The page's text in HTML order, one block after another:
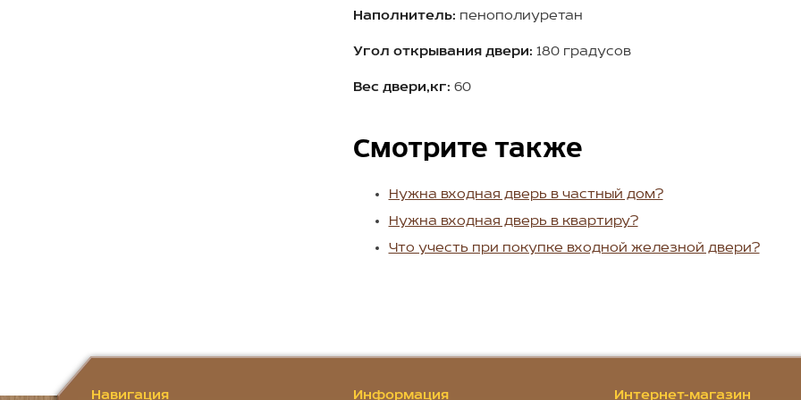
Наполнитель: пенополиуретан
Угол открывания двери: 180 градусов
Вес двери,кг: 60
Смотрите также
Нужна входная дверь в частный дом?
Нужна входная дверь в квартиру?
Что учесть при покупке входной железной двери?
Навигация Информация Интернет-магазин